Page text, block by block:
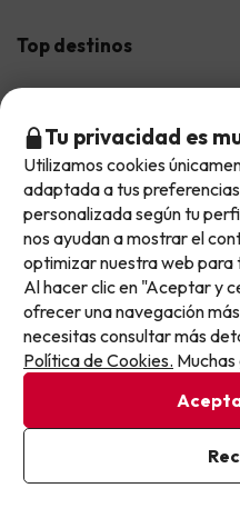
No llegas tarde:
Este chollo ya ha
nuevas oportunidades
menos.
Apúntate y que el
Pon tu mejor e-mail
Ya
Al suscribirte, confirmas haber
¿Quiénes somos?
Buscounchollo en los medios
Blog
Web Corporativa
Proveedores
Opiniones de nuestros
Viajes para grupos
Top destinos
Hoteles Andorra
Hoteles Cataluña
Hoteles Portugal
Hoteles Valencia
Hoteles Galicia
Hoteles Salou
Viajes con Niños
Viajes de Ciudad
Viajes de Novios
Viajes con mascotas
Chollos con Todo Incluido
Chollos con Vuelo Incluido
Top fechas destacadas
Verano
Puente de Agosto
Vacaciones en Agosto
Vacaciones en Octubre
Vacaciones en Noviembre
Info y ayuda
Contáctanos
Preguntas frecuentes
Descarga GRATIS
Más de 3 MILLONES de
Tu privacidad es
Utilizamos cookies
adaptada a tus
personalizada según tu
nos ayudan a mostrar el
optimizar nuestra web para
Al hacer clic en "Aceptar y
ofrecer una navegación
necesitas consultar más
Política de Cookies.